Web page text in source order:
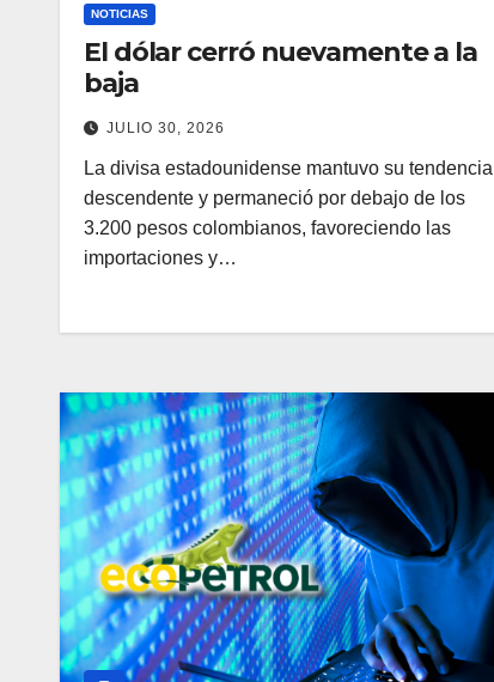
NOTICIAS
El dólar cerró nuevamente a la
baja
JULIO 30, 2026
La divisa estadounidense mantuvo su tendencia
descendente y permaneció por debajo de los
3.200 pesos colombianos, favoreciendo las
importaciones y…